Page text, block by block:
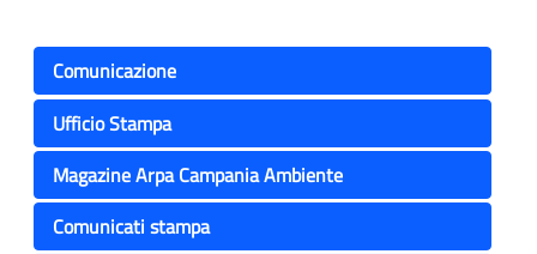
Comunicazione
Ufficio Stampa
Magazine Arpa Campania Ambiente
Comunicati stampa